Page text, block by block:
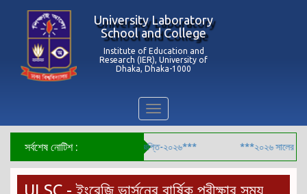
University Laboratory
School and College
Institute of Education and
Research (IER), University of
Dhaka, Dhaka-1000
Toggle
navigation
সর্বশেষ নোটিশ :
থেকে চতুর্থ শ্রেণি পর্যন্ত ছুটি সংক্রান্ত বিজ্ঞপ্তি-২০২৬*** ***২০২৬ সালের ৯ম